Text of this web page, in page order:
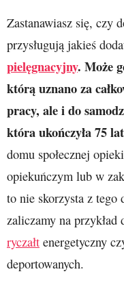
Zastanawiasz się, czy
przysługują jakieś
pielęgnacyjny. Może
którą uznano za
pracy, ale i do
która ukończyła 75
domu społecznej
opiekuńczym lub w
to nie skorzysta z tego
zaliczamy na przykład
ryczałt energetyczny
deportowanych.